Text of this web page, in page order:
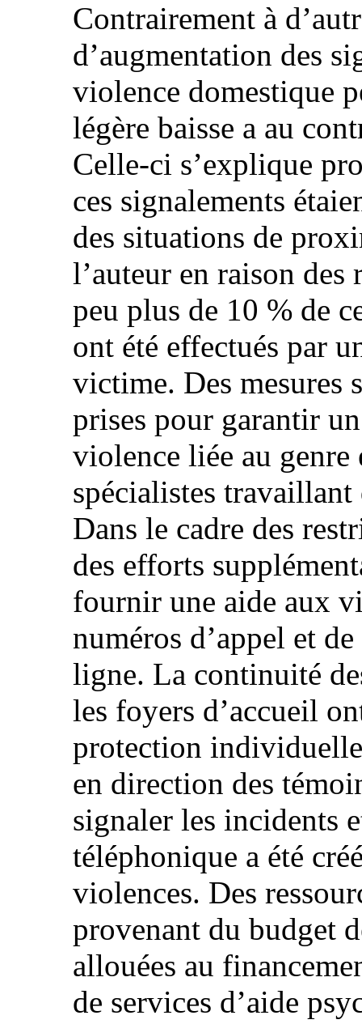
Contrairement à
d’augmentation des
violence domestique
légère baisse a au
Celle-ci s’explique
ces signalements
des situations de
l’auteur en raison
peu plus de 10 % de
ont été effectués par
victime. Des mesures
prises pour garantir
violence liée au genre
spécialistes travaillant
Dans le cadre des
des efforts
fournir une aide aux
numéros d’appel et
ligne. La continuité
les foyers d’accueil
protection
en direction des
signaler les incidents
téléphonique a été
violences. Des
provenant du budget
allouées au
de services d’aide